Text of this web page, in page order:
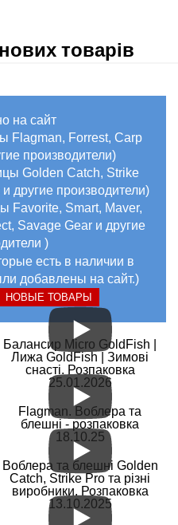
товарів
на сайт
Flagman, Forrest, Carp
производители)
Golden Catch, Strike
другие производители)
Favorite, Smart, Maver,
Savage Gear и другие
)
есть в наличии в
добавлены на сайт.)
НОВЫЕ ТОВАРЫ
Балансир Micro GoldFish |
Лижа GoldFish | Зимові
снасті. Розпаковка
25.01.2026
Flagman. Воблера та
блешні - розпаковка
18.10.25
Воблера та блешні Golden
Catch, Strike Pro та різні
виробники. Розпаковка
13.10.2025